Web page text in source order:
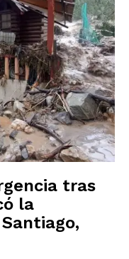
Chiapas
Coahuila
Jalisco
Veracruz
Sonora
Roo
Nuevo León
tras
la